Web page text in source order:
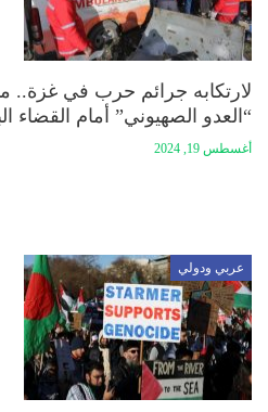
لارتكابه جرائم حرب في غزة..
“العدو الصهيوني” أمام القضاء
أغسطس 19, 2024
عربي ودولي